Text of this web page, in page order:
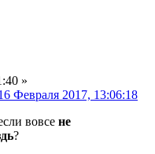
»
Февраля 2017, 13:06:18
вовсе не
?